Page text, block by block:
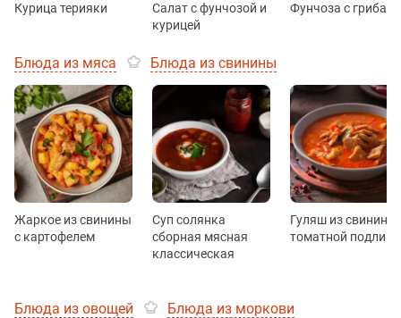
Курица терияки
Салат с фунчозой и
курицей
Фунчоза с
Блюда из мяса Блюда из свинины
Жаркое из свинины
с картофелем
Суп солянка
сборная мясная
классическая
Гуляш из свинины
томатной
Блюда из овощей Блюда из моркови